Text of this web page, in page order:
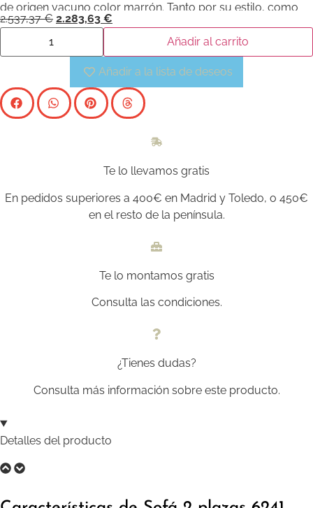
de origen vacuno color marrón. Tanto por su estilo, como
por sus patas de acero inoxidable cromado oscuro, este
sofá aportará el toque de vanguardia y elegancia que busca
para su hogar.
2.537,37€ 2.283,63 €
Añadir al carrito
Añadir a la lista de deseos
Te lo llevamos gratis
En pedidos superiores a 400€ en Madrid y Toledo, o 450€
en el resto de la península.
Te lo montamos gratis
Consulta las condiciones.
¿Tienes dudas?
Consulta más información sobre este producto.
Detalles del producto